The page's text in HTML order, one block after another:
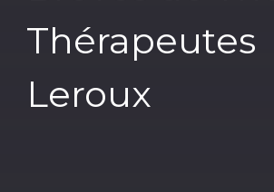
Leroux